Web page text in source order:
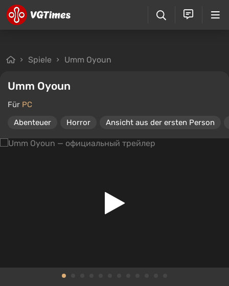
Spiele Umm Oyoun
Umm Oyoun
Für PC
Abenteuer
Horror Ansicht aus der ersten Person